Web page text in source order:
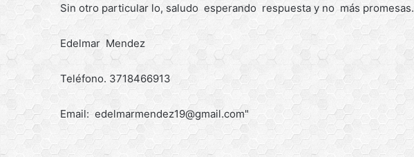
Sin otro particular lo, saludo esperando respuesta y no más promesas.
Edelmar Mendez
Teléfono. 3718466913
Email: edelmarmendez19@gmail.com"